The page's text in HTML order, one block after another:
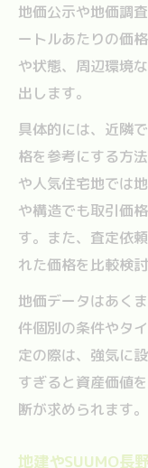
地価公示や地価調
ートルあたりの価
や状態、周辺環境
出します。
具体的には、近隣
格を参考にする方
や人気住宅地では
や構造でも取引価
す。また、査定依
れた価格を比較検
地価データはあく
件個別の条件やタ
定の際は、強気に
すぎると資産価値
断が求められます。
地建やSUUMO長